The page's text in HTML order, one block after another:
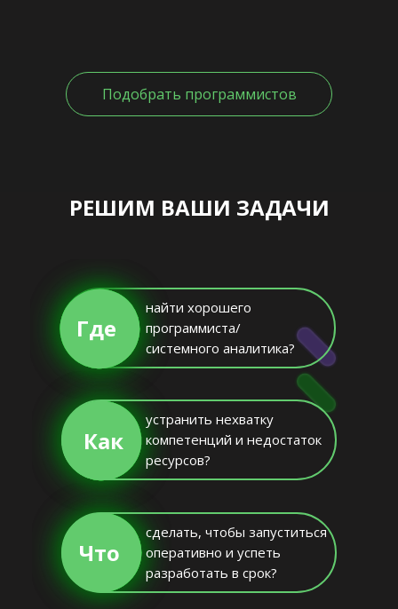
Подобрать программистов
РЕШИМ ВАШИ ЗАДАЧИ
Где
Как
Что
найти хорошего
программиста/
системного аналитика?
устранить нехватку
компетенций и недостаток
ресурсов?
сделать, чтобы запуститься
оперативно и успеть
разработать в срок?